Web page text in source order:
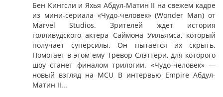
Бен Кингсли и Яхья Абдул-Матин II на свежем кадре
из мини-сериала «Чудо-человек» (Wonder Man) от
Marvel Studios. Зрителей ждет история
голливудского актера Саймона Уильямса, который
получает суперсилы. Он пытается их скрыть.
Помогает в этом ему Тревор Слэттери, для которого
шоу станет финалом трилогии. «Чудо-человек» —
новый взгляд на MCU В интервью Empire Абдул-
Матин II...